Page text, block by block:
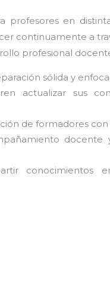
profesores en
continuamente a
profesional
sólida y
actualizar sus
de formadores con
conocimientos